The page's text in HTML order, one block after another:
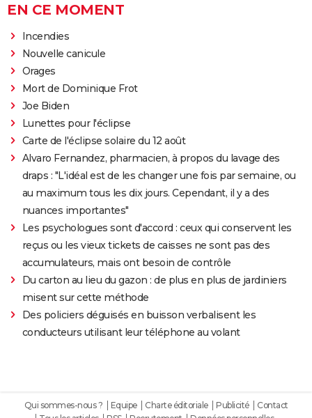
EN CE MOMENT
Incendies
Nouvelle canicule
Orages
Mort de Dominique Frot
Joe Biden
Lunettes pour l'éclipse
Carte de l'éclipse solaire du 12 août
Alvaro Fernandez, pharmacien, à propos du lavage des
draps : "L'idéal est de les changer une fois par semaine, ou
au maximum tous les dix jours. Cependant, il y a des
nuances importantes"
Les psychologues sont d'accord : ceux qui conservent les
reçus ou les vieux tickets de caisses ne sont pas des
accumulateurs, mais ont besoin de contrôle
Du carton au lieu du gazon : de plus en plus de jardiniers
misent sur cette méthode
Des policiers déguisés en buisson verbalisent les
conducteurs utilisant leur téléphone au volant
Qui sommes-nous ? Equipe Charte éditoriale Publicité
Contact